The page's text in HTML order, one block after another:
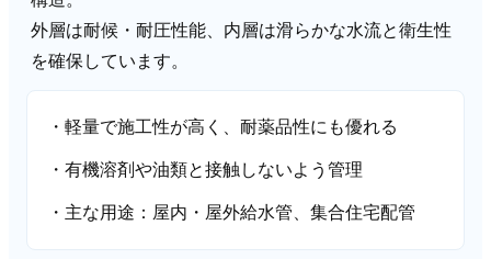
外層は耐候・耐圧性能、内層は滑らかな水流と衛生性
を確保しています。
・軽量で施工性が高く、耐薬品性にも優れる
・有機溶剤や油類と接触しないよう管理
・主な用途：屋内・屋外給水管、集合住宅配管